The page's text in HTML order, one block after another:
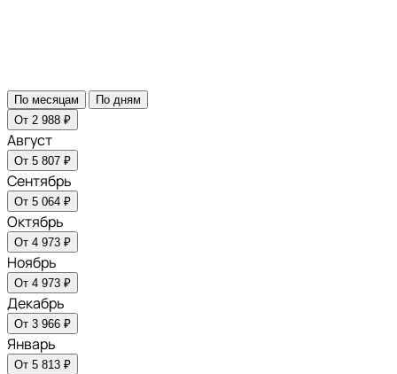
По месяцам
По дням
От 2 988 ₽
Август
От 5 807 ₽
Сентябрь
От 5 064 ₽
Октябрь
От 4 973 ₽
Ноябрь
От 4 973 ₽
Декабрь
От 3 966 ₽
Январь
От 5 813 ₽